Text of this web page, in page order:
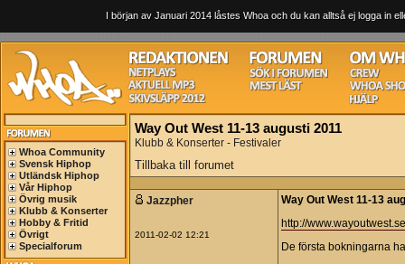
I början av Januari 2014 låstes Whoa och du kan alltså ej logga in
Whoa Community
Svensk Hiphop
Utländsk Hiphop
Vår Hiphop
Övrig musik
Klubb & Konserter
Hobby & Fritid
Övrigt
Specialforum
Way Out West 11-13 augusti 2011
Klubb & Konserter - Festivaler
Tillbaka till forumet
Jazzpher
2011-02-02 12:21
Way Out West 11-13
http://
De första bokningarna